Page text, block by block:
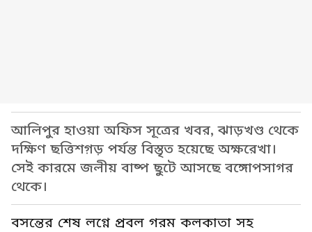
আলিপুর হাওয়া অফিস সূত্রের খবর, ঝাড়খণ্ড থেকে
দক্ষিণ ছত্তিশগ়ড় পর্যন্ত বিস্তৃত হয়েছে অক্ষরেখা।
সেই কারমে জলীয় বাষ্প ছুটে আসছে বঙ্গোপসাগর
থেকে।
বসন্তের শেষ লগ্নে প্রবল গরম কলকাতা সহ